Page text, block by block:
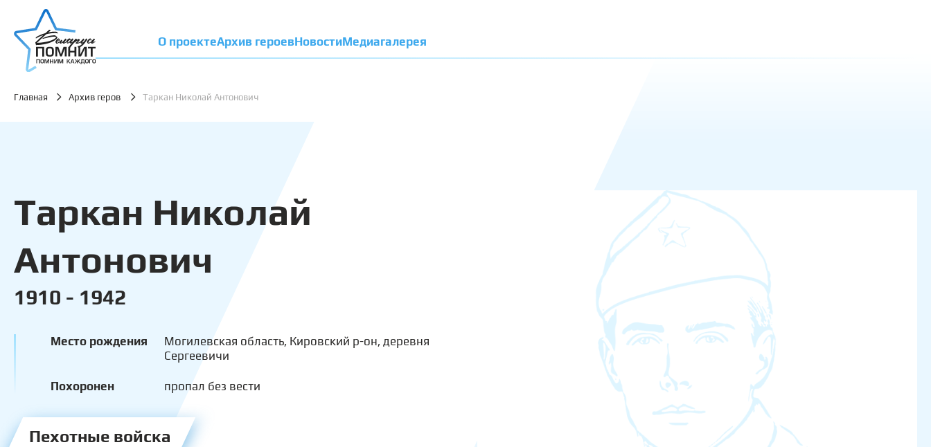
О проектеАрхив героевНовостиМедиагалерея
Главная Архив геров Таркан Николай Антонович
Таркан Николай
Антонович
1910 - 1942
Место рождения
Могилевская область, Кировский р-он, деревня
Сергеевичи
Похоронен пропал без вести
Пехотные войска